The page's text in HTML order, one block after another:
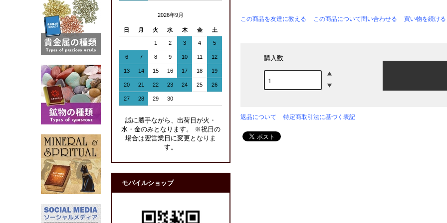
この商品を友達に教える この商品について問い合わせる 買い物を続ける
購入数
返品について 特定商取引法に基づく表記
2026年9月
日 月 火 水 木 金 土
1 2 3 4 5
6 7 8 9 10 11 12
13 14 15 16 17 18 19
20 21 22 23 24 25 26
27 28 29 30
誠に勝手ながら、出荷日が火・
水・金のみとなります。 ※祝日の
場合は翌営業日に変更となりま
す。
モバイルショップ